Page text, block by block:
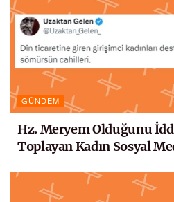
GÜNDEM
Hz. Meryem Olduğunu
Toplayan Kadın Sosyal